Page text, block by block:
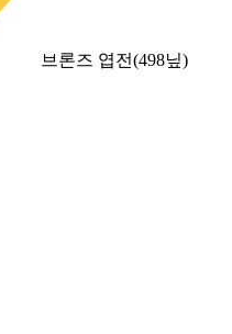
브론즈 엽전(498닢)